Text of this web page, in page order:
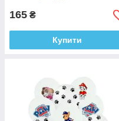
165 ₴
Купити